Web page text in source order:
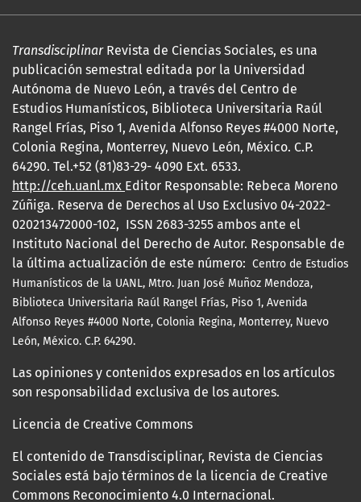
TransdisciplinarRevista de Ciencias Sociales, es una
publicación semestral editada por la Universidad
Autónoma de Nuevo León, a través del Centro de
Estudios Humanísticos, Biblioteca Universitaria Raúl
Rangel Frías, Piso 1, Avenida Alfonso Reyes #4000 Norte,
Colonia Regina, Monterrey, Nuevo León, México. C.P.
64290. Tel.+52 (81)83-29- 4090 Ext. 6533.
http://ceh.uanl.mx Editor Responsable: Rebeca Moreno
Zúñiga. Reserva de Derechos al Uso Exclusivo 04-2022-
020213472000-102, ISSN 2683-3255 ambos ante el
Instituto Nacional del Derecho de Autor. Responsable de
la última actualización de este número: Centro de Estudios
Humanísticos de la UANL, Mtro. Juan José Muñoz Mendoza,
Biblioteca Universitaria Raúl Rangel Frías, Piso 1, Avenida
Alfonso Reyes #4000 Norte, Colonia Regina, Monterrey, Nuevo
León, México. C.P. 64290.
Las opiniones y contenidos expresados en los artículos
son responsabilidad exclusiva de los autores.
Licencia de Creative Commons
El contenido de Transdisciplinar, Revista de Ciencias
Sociales está bajo términos de la licencia de Creative
Commons Reconocimiento 4.0 Internacional.